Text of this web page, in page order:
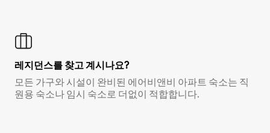
레지던스를 찾고 계시나요?
모든 가구와 시설이 완비된 에어비앤비 아파트 숙소는 직
원용 숙소나 임시 숙소로 더없이 적합합니다.